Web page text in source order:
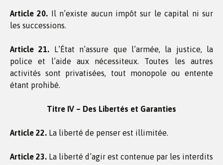
Article 20. Il n’existe aucun impôt sur le capital ni sur
les successions.
Article 21. L’État n’assure que l’armée, la justice, la
police et l’aide aux nécessiteux. Toutes les autres
activités sont privatisées, tout monopole ou entente
étant prohibé.
Titre IV – Des Libertés et Garanties
Article 22. La liberté de penser est illimitée.
Article 23. La liberté d’agir est contenue par les interdits